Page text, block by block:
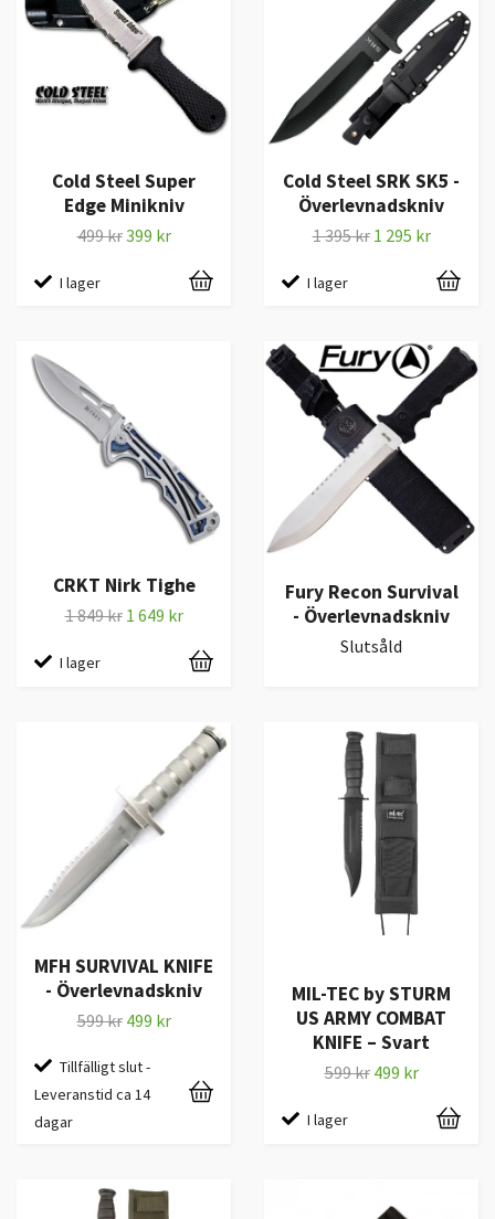
Cold Steel Super
Edge Minikniv
499 kr399 kr
I lager
Cold Steel SRK SK5 -
Överlevnadskniv
1 395 kr 1 295 kr
I lager
CRKT Nirk Tighe
1 849 kr 1 649 kr
I lager
Fury Recon Survival
- Överlevnadskniv
Slutsåld
MFH SURVIVAL KNIFE
- Överlevnadskniv
599 kr 499 kr
Tillfälligt slut -
Leveranstid ca 14
dagar
MIL-TEC by STURM
US ARMY COMBAT
KNIFE – Svart
599 kr 499 kr
I lager